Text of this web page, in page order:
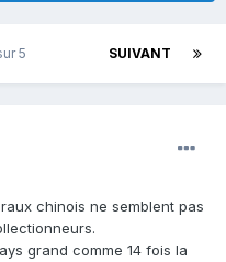
SUIVANT
5
chinois ne semblent pas
grand comme 14 fois la